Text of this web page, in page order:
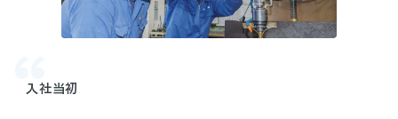
入社当初